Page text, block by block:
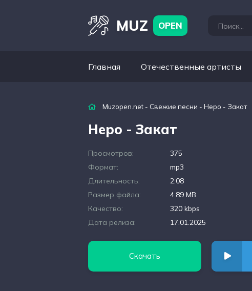
MUZ OPEN
Главная Отечественные артисты
Muzopen.net - Свежие песни - Неро - Закат
Неро - Закат
Просмотров:
375
Формат:
mp3
Длительность:
2:08
Размер файла:
4.89 MB
Качество:
320 kbps
Дата релиза:
17.01.2025
Скачать